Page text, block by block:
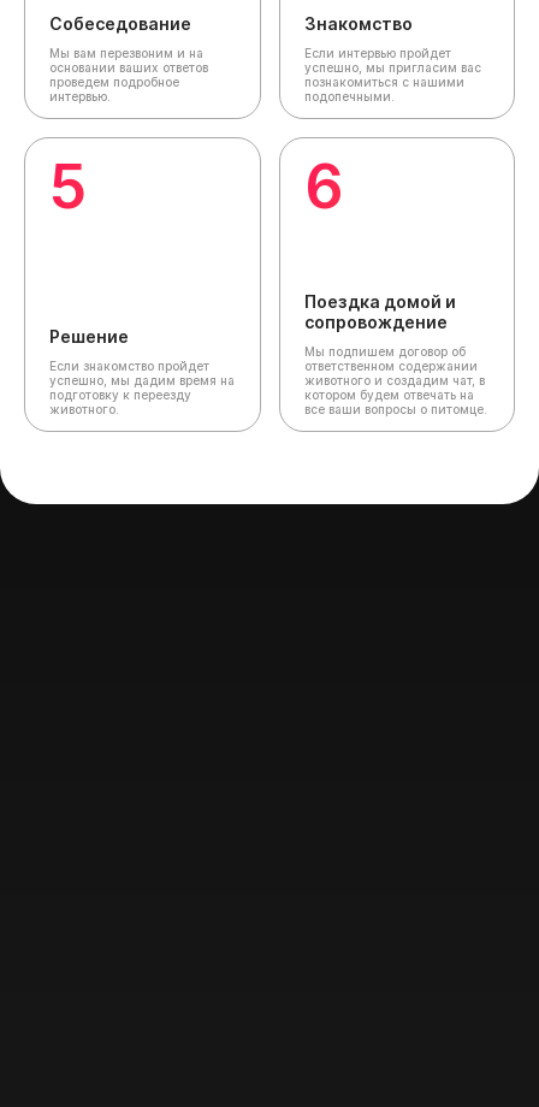
Собеседование
Мы вам перезвоним и на
основании ваших ответов
проведем подробное
интервью.
Знакомство
Если интервью пройдет
успешно, мы пригласим вас
познакомиться с нашими
подопечными.
5
Решение
Если знакомство пройдет
успешно, мы дадим время на
подготовку к переезду
животного.
6
Поездка домой и
сопровождение
Мы подпишем договор об
ответственном содержании
животного и создадим чат, в
котором будем отвечать на
все ваши вопросы о питомце.